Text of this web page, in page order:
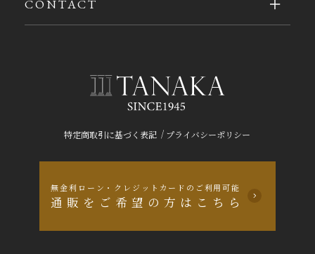
特定商取引に基づく表記 / プライバシーポリシー
無金利ローン・クレジットカードのご利用可能
通販をご希望の方はこちら
CONTACT